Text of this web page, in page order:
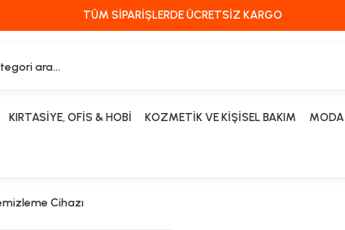
TÜM SİPARİŞLERDE ÜCRETSİZ KARGO
KIRTASİYE, OFİS & HOBİ KOZMETİK VE KİŞİSEL BAKIM MODA
Cihazı